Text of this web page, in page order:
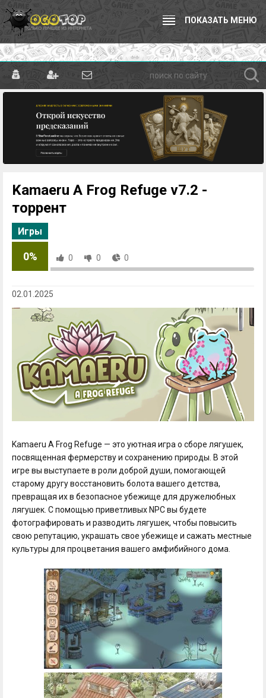
ПОКАЗАТЬ МЕНЮ
Kamaeru A Frog Refuge v7.2 -
торрент
Игры
0% 0 0 0
02.01.2025
Kamaeru A Frog Refuge — это уютная игра о сборе лягушек,
посвященная фермерству и сохранению природы. В этой
игре вы выступаете в роли доброй души, помогающей
старому другу восстановить болота вашего детства,
превращая их в безопасное убежище для дружелюбных
лягушек. С помощью приветливых NPC вы будете
фотографировать и разводить лягушек, чтобы повысить
свою репутацию, украшать свое убежище и сажать местные
культуры для процветания вашего амфибийного дома.